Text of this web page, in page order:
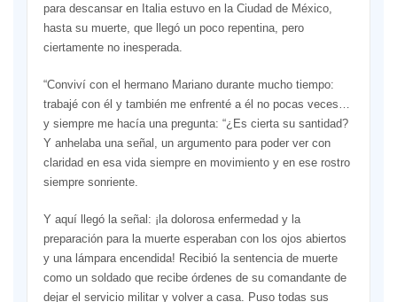
para descansar en Italia estuvo en la Ciudad de México,
hasta su muerte, que llegó un poco repentina, pero
ciertamente no inesperada.
“Conviví con el hermano Mariano durante mucho tiempo:
trabajé con él y también me enfrenté a él no pocas veces…
y siempre me hacía una pregunta: “¿Es cierta su santidad?
Y anhelaba una señal, un argumento para poder ver con
claridad en esa vida siempre en movimiento y en ese rostro
siempre sonriente.
Y aquí llegó la señal: ¡la dolorosa enfermedad y la
preparación para la muerte esperaban con los ojos abiertos
y una lámpara encendida! Recibió la sentencia de muerte
como un soldado que recibe órdenes de su comandante de
dejar el servicio militar y volver a casa. Puso todas sus